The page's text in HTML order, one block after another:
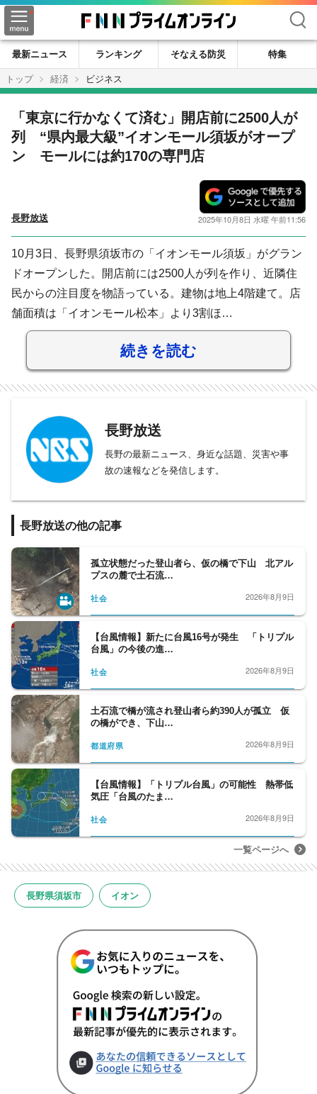
検索
最新ニュース ランキング そなえる防災
特集
トップ
経済 ビジネス
「東京に行かなくて済む」開店前に2500人が
列 “県内最大級”イオンモール須坂がオープ
ン モールには約170の専門店
長野放送 2025年10月8日 水曜 午前11:56
10月3日、長野県須坂市の「イオンモール須坂」がグラン
ドオープンした。開店前には2500人が列を作り、近隣住
民からの注目度を物語っている。建物は地上4階建て。店
舗面積は「イオンモール松本」より3割ほ…
続きを読む
長野放送
長野の最新ニュース、身近な話題、災害や事
故の速報などを発信します。
長野放送の他の記事
孤立状態だった登山者ら、仮の橋で下山 北アル
プスの麓で土石流…
社会 2026年8月9日
【台風情報】新たに台風16号が発生 「トリプル
台風」の今後の進…
社会 2026年8月9日
土石流で橋が流され登山者ら約390人が孤立 仮
の橋ができ、下山…
都道府県 2026年8月9日
【台風情報】「トリプル台風」の可能性 熱帯低
気圧「台風のたま…
社会 2026年8月9日
一覧ページへ
長野県須坂市 イオン